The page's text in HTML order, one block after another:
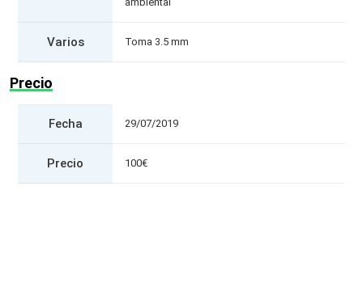
Varios Toma 3.5 mm
Precio
Fecha 29/07/2019
Precio 100€